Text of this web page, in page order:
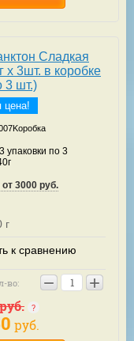
Сладкая
х 3шт. в коробке
3 шт.)
цена!
упаковки по 3
от 3000 руб.
г
к сравнению
во: − +
руб.
руб.